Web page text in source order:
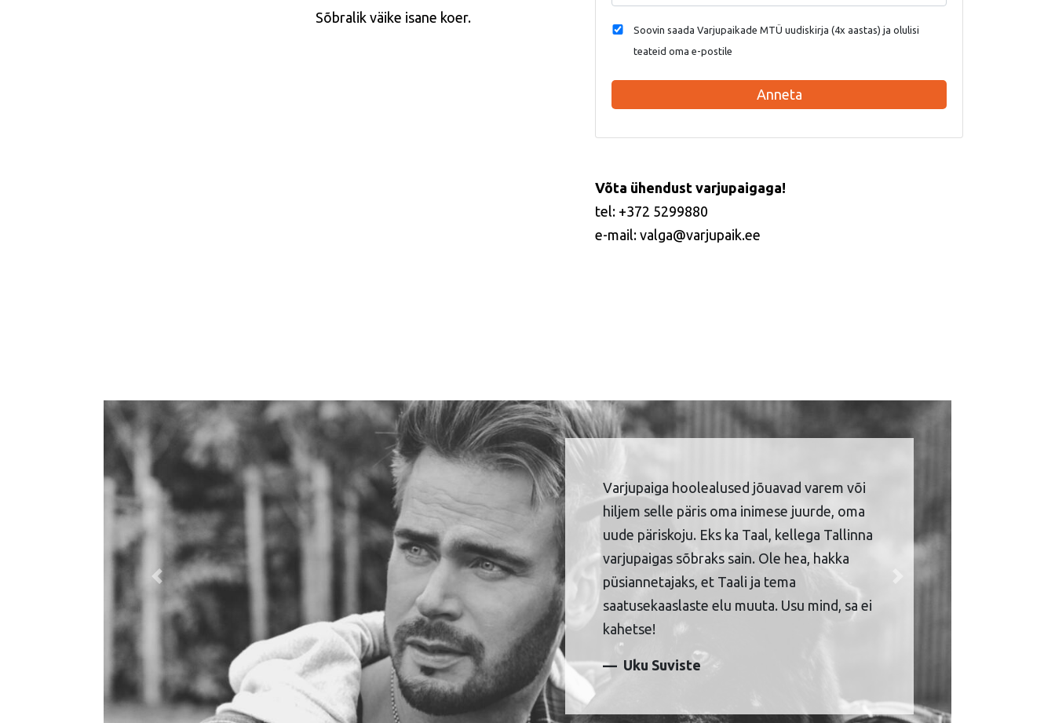
Sõbralik väike isane koer.
Soovin saada Varjupaikade MTÜ uudiskirja (4x aastas) ja olulisi
teateid oma e-postile
Anneta
Võta ühendust varjupaigaga!
tel: +372 5299880
e-mail: valga@varjupaik.ee
Varjupaiga hoolealused jõuavad varem või
hiljem selle päris oma inimese juurde, oma
uude päriskoju. Eks ka Taal, kellega Tallinna
varjupaigas sõbraks sain. Ole hea, hakka
püsiannetajaks, et Taali ja tema
saatusekaaslaste elu muuta. Usu mind, sa ei
kahetse!
Uku Suviste
Previous Next